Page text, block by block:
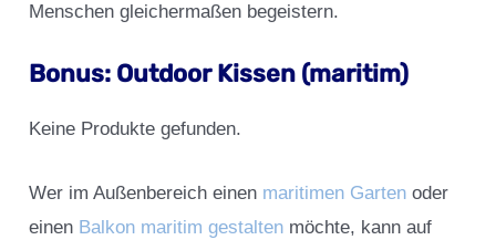
Menschen gleichermaßen begeistern.
Bonus: Outdoor Kissen (maritim)
Keine Produkte gefunden.
Wer im Außenbereich einen maritimen Garten oder
einen Balkon maritim gestalten möchte, kann auf